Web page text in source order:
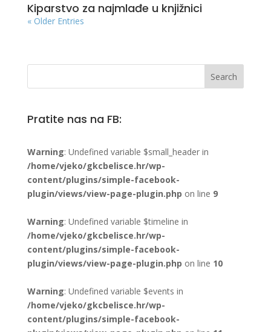
Kiparstvo za najmlađe u knjižnici
« Older Entries
Pratite nas na FB:
Warning: Undefined variable $small_header in
/home/vjeko/gkcbelisce.hr/wp-
content/plugins/simple-facebook-
plugin/views/view-page-plugin.php on line 9
Warning: Undefined variable $timeline in
/home/vjeko/gkcbelisce.hr/wp-
content/plugins/simple-facebook-
plugin/views/view-page-plugin.php on line 10
Warning: Undefined variable $events in
/home/vjeko/gkcbelisce.hr/wp-
content/plugins/simple-facebook-